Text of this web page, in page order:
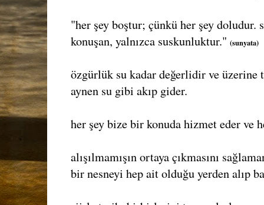
"her şey boştur; çünkü her şey doludur.
konuşan, yalnızca suskunluktur." (sunyata)
özgürlük su kadar değerlidir ve
aynen su gibi akıp gider.
her şey bize bir konuda hizmet eder ve
alışılmamışın ortaya çıkmasını
bir nesneyi hep ait olduğu yerden alıp